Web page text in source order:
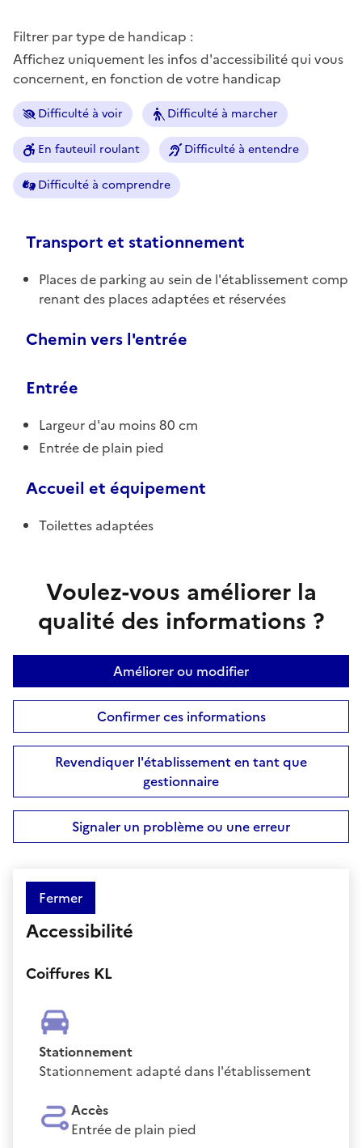
Filtrer par type de handicap :
Affichez uniquement les infos d'accessibilité qui vous
concernent, en fonction de votre handicap
Difficulté à voir Difficulté à marcher
En fauteuil roulant Difficulté à entendre
Difficulté à comprendre
Transport et stationnement
Places de parking au sein de l'établissement comp
renant des places adaptées et réservées
Chemin vers l'entrée
Entrée
Largeur d'au moins 80 cm
Entrée de plain pied
Accueil et équipement
Toilettes adaptées
Voulez-vous améliorer la
qualité des informations ?
Améliorer ou modifier
Confirmer ces informations
Revendiquer l'établissement en tant que
gestionnaire
Signaler un problème ou une erreur
Fermer
Accessibilité
Coiffures KL
Stationnement
Stationnement adapté dans l'établissement
Accès
Entrée de plain pied